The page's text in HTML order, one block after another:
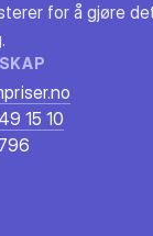
for å gjøre
15 10